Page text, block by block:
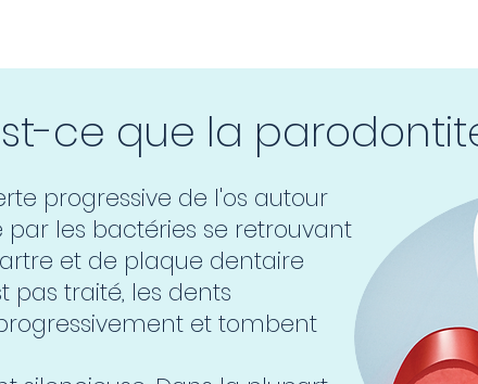
ce que la
progressive de l'os autour
par les bactéries se retrouvant
et de plaque dentaire
pas traité, les dents
et tombent